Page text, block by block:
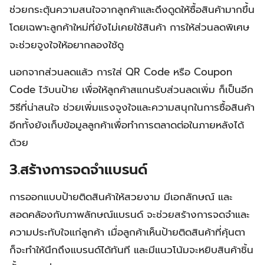
ช่วยกระตุ้นความสนใจจากลูกค้าและดึงดูดให้ซื้อสินค้ามากขึ้น
โดยเฉพาะลูกค้าใหม่ที่ยังไม่เคยใช้สินค้า การให้ส่วนลดพิเศษ
จะช่วยจูงใจให้อยากลองใช้ดู
นอกจากส่วนลดแล้ว การใส่ QR Code หรือ Coupon
Code ไว้บนป้าย เพื่อให้ลูกค้าสแกนรับส่วนลดเพิ่ม ก็เป็นอีก
วิธีที่น่าสนใจ ช่วยเพิ่มแรงจูงใจและความสนุกในการซื้อสินค้า
อีกทั้งยังเก็บข้อมูลลูกค้าเพื่อทำการตลาดต่อในภายหลังได้
ด้วย
3.สร้างการจดจำแบรนด์
การออกแบบป้ายติดสินค้าให้สวยงาม มีเอกลักษณ์ และ
สอดคล้องกับภาพลักษณ์แบรนด์ จะช่วยสร้างการจดจำและ
ความประทับใจแก่ลูกค้า เมื่อลูกค้าเห็นป้ายติดสินค้าที่คุ้นตา
ก็จะทำให้นึกถึงแบรนด์ได้ทันที และมีแนวโน้มจะหยิบสินค้าชิ้น